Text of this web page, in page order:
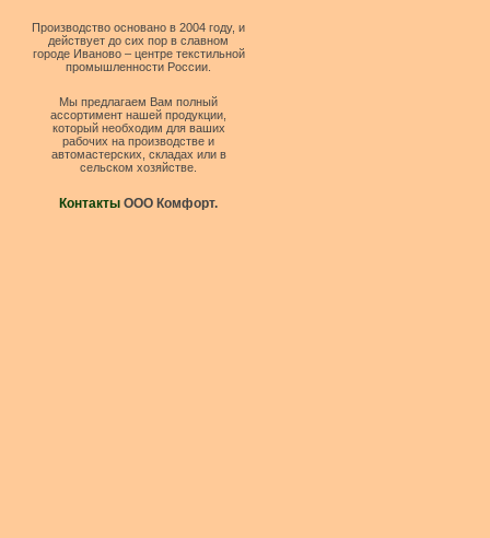
Производство основано в 2004 году, и
действует до сих пор в славном
городе Иваново – центре текстильной
промышленности России.
Мы предлагаем Вам полный
ассортимент нашей продукции,
который необходим для ваших
рабочих на производстве и
автомастерских, складах или в
сельском хозяйстве.
Контакты ООО Комфорт.